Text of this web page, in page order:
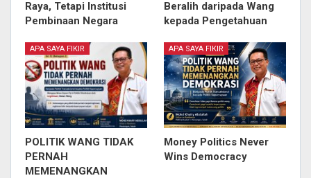
Raya, Tetapi Institusi
Pembinaan Negara
Beralih daripada Wang
kepada Pengetahuan
APA SAYA FIKIR
POLITIK WANG TIDAK
PERNAH
MEMENANGKAN
APA SAYA FIKIR
Money Politics Never
Wins Democracy